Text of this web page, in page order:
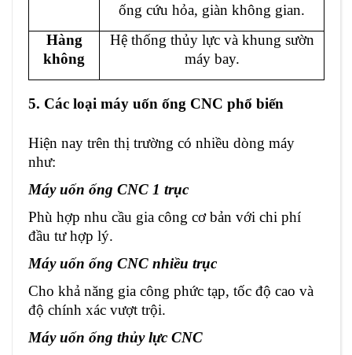
ống cứu hỏa, giàn không gian.
Hàng
không
Hệ thống thủy lực và khung sườn
máy bay.
5. Các loại máy uốn ống CNC phổ biến
Hiện nay trên thị trường có nhiều dòng máy
như:
Máy uốn ống CNC 1 trục
Phù hợp nhu cầu gia công cơ bản với chi phí
đầu tư hợp lý.
Máy uốn ống CNC nhiều trục
Cho khả năng gia công phức tạp, tốc độ cao và
độ chính xác vượt trội.
Máy uốn ống thủy lực CNC